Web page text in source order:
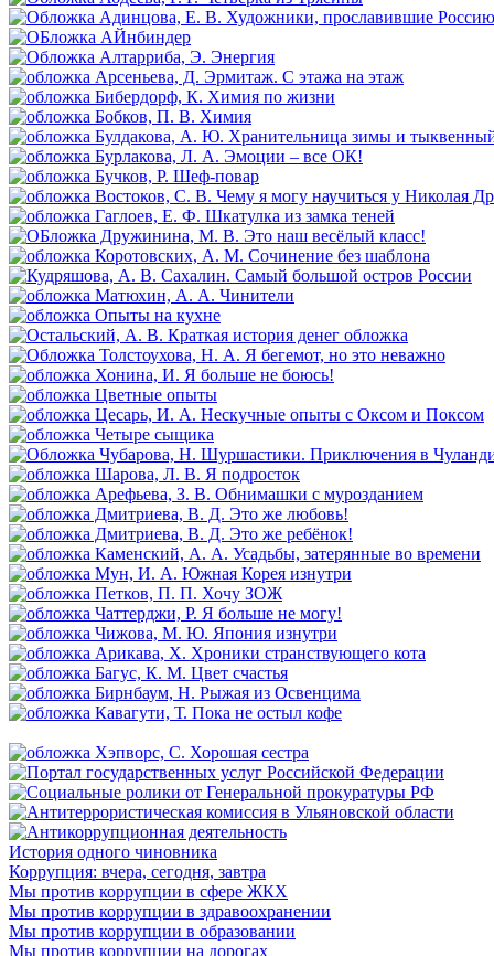
История одного чиновника
Коррупция: вчера, сегодня, завтра
Мы против коррупции в сфере ЖКХ
Мы против коррупции в здравоохранении
Мы против коррупции в образовании
Мы против коррупции на дорогах